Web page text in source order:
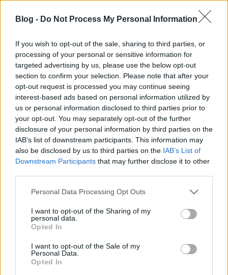
Blog - Do Not Process My Personal Information
If you wish to opt-out of the sale, sharing to third parties, or
processing of your personal or sensitive information for
targeted advertising by us, please use the below opt-out
section to confirm your selection. Please note that after your
opt-out request is processed you may continue seeing
interest-based ads based on personal information utilized by
us or personal information disclosed to third parties prior to
your opt-out. You may separately opt-out of the further
disclosure of your personal information by third parties on the
IAB’s list of downstream participants. This information may
also be disclosed by us to third parties on the IAB’s List of
Downstream Participants that may further disclose it to other
Please note that this website/app uses one or more Google
not limited to your visit or usage behaviour. You may click to
grant or deny consent to Google and its third-party tags to
use your data for below specified purposes in below Google
consent section.
Personal Data Processing Opt Outs
I want to opt-out of the Sharing of my
personal data.
Opted In
I want to opt-out of the Sale of my
Personal Data.
Opted In
Október végétől jönnek a CNN hírei
az ATV-re
Fega•2018. október 08.
Korábban már írtunk róla, hogy az ATV a CNN
hírcsatornával kötött megállapodást, aminek első
kézzel fogható eredményét hamarosan láthatják a
csatorna nézői. Október 28-án, vasárnap 17 órakor
indul a Newsroom című új műsor, amiben a CNN
legfontosabb hírei láthatóak, magyarul. A műsort
Megvan Demcsák utódja az ATV
Startban
2017. szeptember 22.